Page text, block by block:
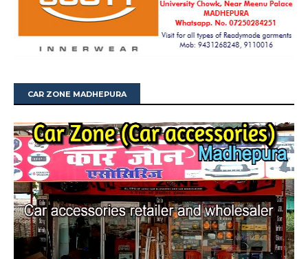
CAR ZONE MADHEPURA